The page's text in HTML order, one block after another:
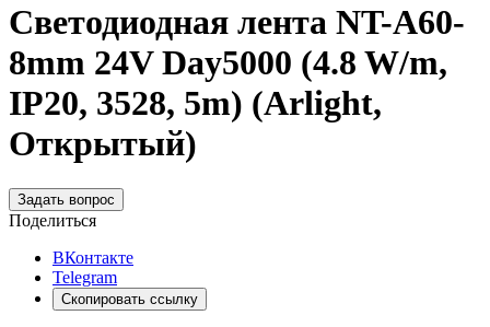
Светодиодная лента NT-A60-
8mm 24V Day5000 (4.8 W/m,
IP20, 3528, 5m) (Arlight,
Открытый)
Задать вопрос
Поделиться
ВКонтакте
Telegram
Скопировать ссылку